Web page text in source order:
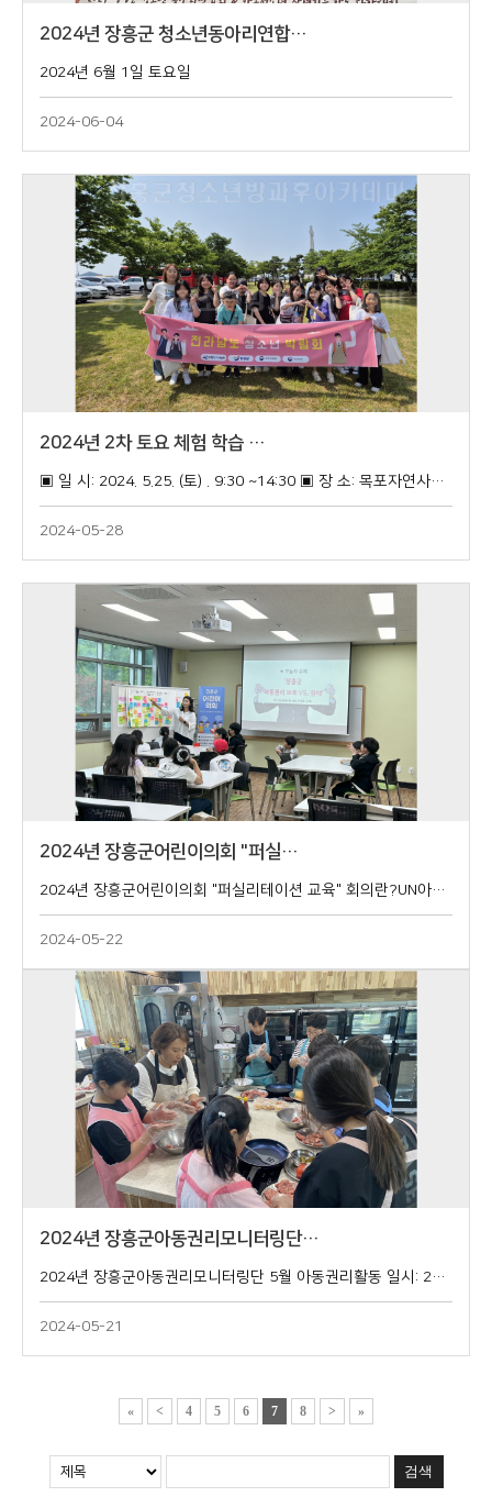
2024년 장흥군 청소년동아리연합…
2024년 6월 1일 토요일
2024-06-04
2024년 2차 토요 체험 학습 …
▣ 일 시: 2024. 5.25. (토) . 9:30 ~14:30 ​▣ 장​ 소: 목포자연사박물관 광장 일원 (2024년 전라남도 청소년 박람회)​▣ 내 용 ​: 장흥군청소년방과후아카데미에서는 미래생명zone, 행복성장zone, 진로드림zone, 특별으뜸zone 등의 130종 전시와 체험 부스운영과 청소년어울림마당, 꿈드림청소년명랑운동회, 청소년로봇대회, 청소년꿈발표대회, 청소년e스포츠대회, 가족명랑운동회로 구성된 특별행사로 다채롭게 준비된 2024년 전라남도청소년박람회에 참석하여 토요체험학습을 진행했다. '달려라 청소년, 펼쳐라 나의 꿈'이라는 슬로건을 내 건 이번 박람회에서 장흥군의 참여 청소년들은 자신이 선택한 체험을 진지하면서도 즐겁게 임하는 시간을 보냈다.
2024-05-28
2024년 장흥군어린이의회 "퍼실…
2024년 장흥군어린이의회 "퍼실리테이션 교육" 회의란?UN아동권리협약 4대 아동권리장흥군 아동권리보호 vs 침해 2024. 5. 11(토) 장흥군청소년수련관 1층 꿈뜨락실
2024-05-22
2024년 장흥군아동권리모니터링단…
2024년 장흥군아동권리모니터링단 5월 아동권리활동 일시: 2024년 5월 18일(토) 13:00~17:00장소: 장흥군청소년수련관 3층 꿈꾸는 마루
2024-05-21
« < 4 5 6 7 8 > »
검색